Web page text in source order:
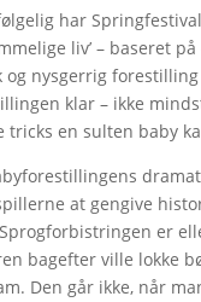
har
liv’ – baseret
og nysgerrig
klar – ikke
tricks en sulten baby
at gengive
er
bagefter ville lokke
Den går ikke, når